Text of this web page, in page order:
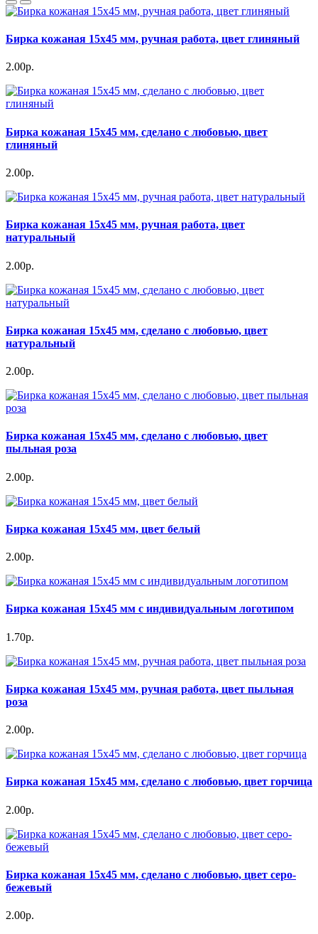
Бирка кожаная 15х45 мм, ручная работа, цвет глиняный
2.00р.
Бирка кожаная 15х45 мм, сделано с любовью, цвет
глиняный
2.00р.
Бирка кожаная 15х45 мм, ручная работа, цвет
натуральный
2.00р.
Бирка кожаная 15х45 мм, сделано с любовью, цвет
натуральный
2.00р.
Бирка кожаная 15х45 мм, сделано с любовью, цвет
пыльная роза
2.00р.
Бирка кожаная 15х45 мм, цвет белый
2.00р.
Бирка кожаная 15х45 мм с индивидуальным логотипом
1.70р.
Бирка кожаная 15х45 мм, ручная работа, цвет пыльная
роза
2.00р.
Бирка кожаная 15х45 мм, сделано с любовью, цвет горчица
2.00р.
Бирка кожаная 15х45 мм, сделано с любовью, цвет серо-
бежевый
2.00р.